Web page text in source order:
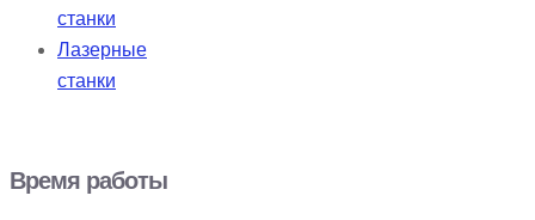
станки
Лазерные
станки
Время работы